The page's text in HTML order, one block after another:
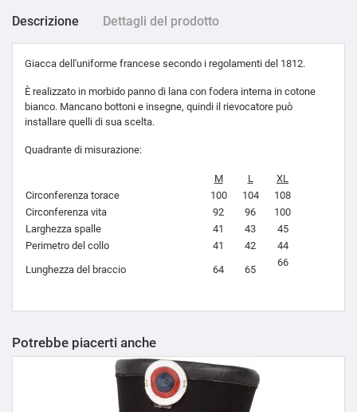
Descrizione Dettagli del prodotto
Giacca dell'uniforme francese secondo i regolamenti del 1812.
È realizzato in morbido panno di lana con fodera interna in cotone
bianco. Mancano bottoni e insegne, quindi il rievocatore può
installare quelli di sua scelta.
Quadrante di misurazione:
M L
XL
Circonferenza torace
100 104
108
Circonferenza vita
92 96
100
Larghezza spalle
41 43
45
Perimetro del collo
41 42
44
Lunghezza del braccio
64 65
66
Potrebbe piacerti anche